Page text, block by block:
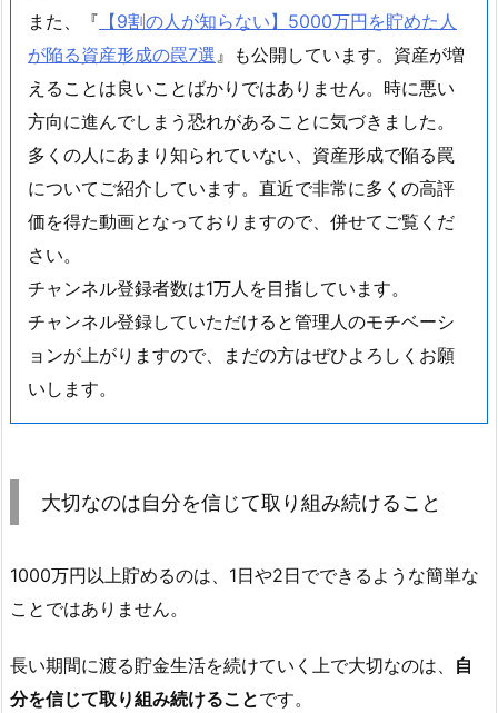
また、『 【9割の人が知らない】5000万円を貯めた人
が陥る資産形成の罠7選』も公開しています。資産が増
えることは良いことばかりではありません。時に悪い
方向に進んでしまう恐れがあることに気づきました。
多くの人にあまり知られていない、資産形成で陥る罠
についてご紹介しています。直近で非常に多くの高評
価を得た動画となっておりますので、併せてご覧くだ
さい。
チャンネル登録者数は1万人を目指しています。
チャンネル登録していただけると管理人のモチベーシ
ョンが上がりますので、まだの方はぜひよろしくお願
いします。
大切なのは自分を信じて取り組み続けること
1000万円以上貯めるのは、1日や2日でできるような簡単な
ことではありません。
長い期間に渡る貯金生活を続けていく上で大切なのは、 自
分を信じて取り組み続けることです。